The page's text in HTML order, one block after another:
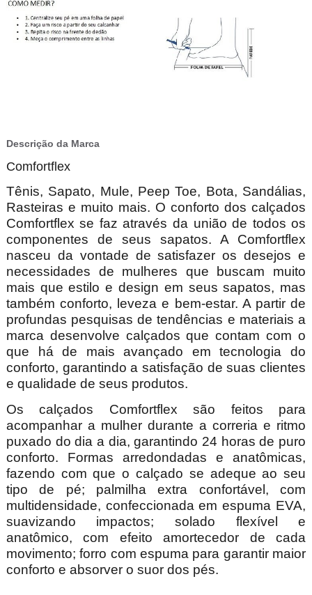
Descrição da Marca
Comfortflex
Tênis, Sapato, Mule, Peep Toe, Bota, Sandálias,
Rasteiras e muito mais. O conforto dos calçados
Comfortflex se faz através da união de todos os
componentes de seus sapatos. A Comfortflex
nasceu da vontade de satisfazer os desejos e
necessidades de mulheres que buscam muito
mais que estilo e design em seus sapatos, mas
também conforto, leveza e bem-estar. A partir de
profundas pesquisas de tendências e materiais a
marca desenvolve calçados que contam com o
que há de mais avançado em tecnologia do
conforto, garantindo a satisfação de suas clientes
e qualidade de seus produtos.
Os calçados Comfortflex são feitos para
acompanhar a mulher durante a correria e ritmo
puxado do dia a dia, garantindo 24 horas de puro
conforto. Formas arredondadas e anatômicas,
fazendo com que o calçado se adeque ao seu
tipo de pé; palmilha extra confortável, com
multidensidade, confeccionada em espuma EVA,
suavizando impactos; solado flexível e
anatômico, com efeito amortecedor de cada
movimento; forro com espuma para garantir maior
conforto e absorver o suor dos pés.